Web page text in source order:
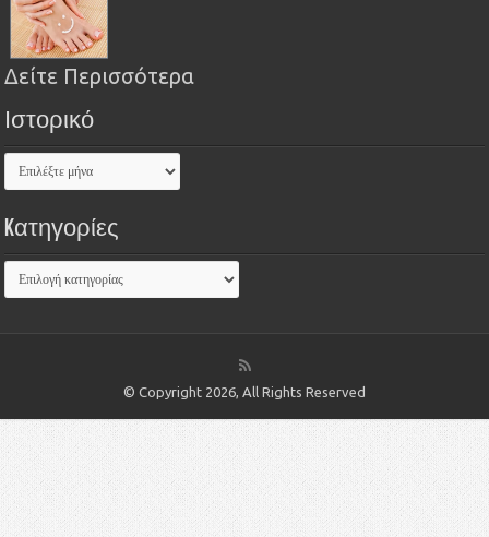
Δείτε Περισσότερα
Ιστορικό
Kατηγορίες
© Copyright 2026, All Rights Reserved